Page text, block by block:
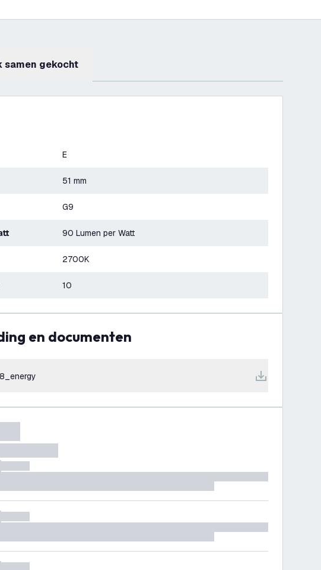
samen gekocht
E
51 mm
G9
90 Lumen per Watt
2700K
10
en documenten